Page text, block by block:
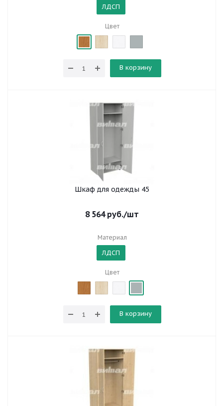
ЛДСП
Цвет
В корзину
Шкаф для одежды 45
8 564руб./шт
Материал
ЛДСП
Цвет
В корзину